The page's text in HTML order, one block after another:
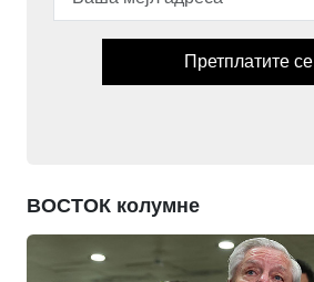
Претплатите се
ВОСТОК колумне